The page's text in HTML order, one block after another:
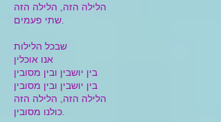
הלילה הזה, הלילה הזה
שבכל הלילות
אנו אוכלין
בין יושבין ובין מסובין
בין יושבין ובין מסובין
הלילה הזה, הלילה הזה